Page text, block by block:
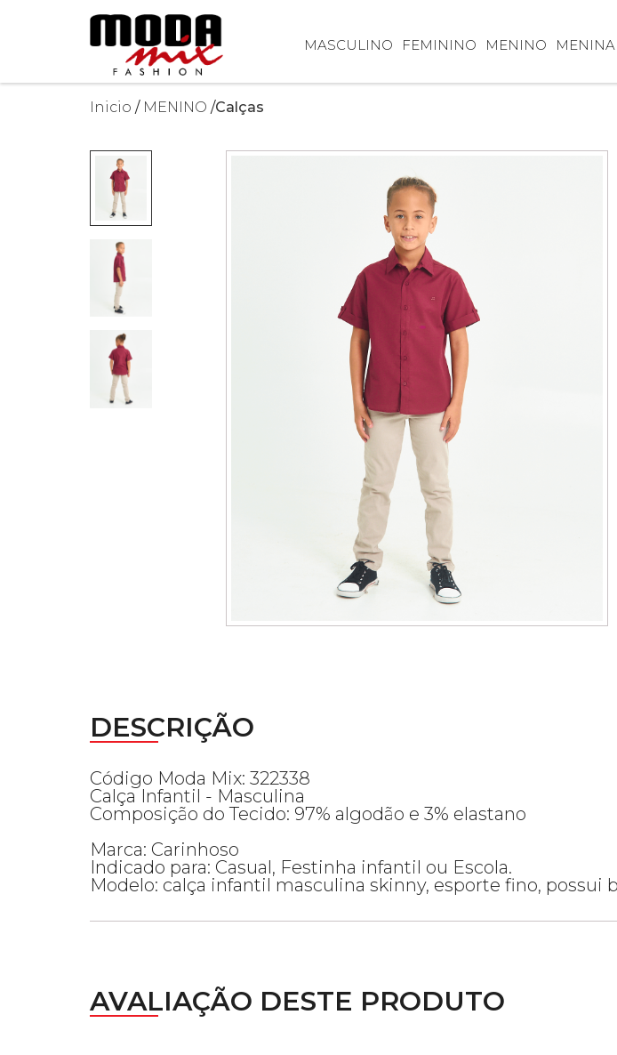
MASCULINO FEMININO MENINO MENINA
Inicio MENINO Calças
DESCRIÇÃO
Código Moda Mix: 322338
Calça Infantil - Masculina
Composição do Tecido: 97% algodão e 3% elastano
Marca: Carinhoso
Indicado para: Casual, Festinha infantil ou Escola.
Modelo: calça infantil masculina skinny, esporte fino, possui
AVALIAÇÃO DESTE PRODUTO